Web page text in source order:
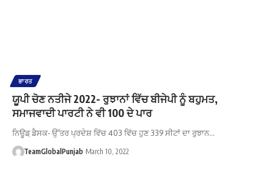
ਭਾਰਤ
ਯੂਪੀ ਚੋਣ ਨਤੀਜੇ 2022- ਰੁਝਾਨਾਂ ਵਿੱਚ ਬੀਜੇਪੀ ਨੂੰ ਬਹੁਮਤ,
ਸਮਾਜਵਾਦੀ ਪਾਰਟੀ ਨੇ ਵੀ 100 ਦੇ ਪਾਰ
ਨਿਊਡ਼ ਡੈਸਕ- ਉੱਤਰ ਪ੍ਰਦੇਸ਼ ਵਿੱਚ 403 ਵਿੱਚ ਹੁਣ 339 ਸੀਟਾਂ ਦਾ ਰੁਝਾਨ…
TeamGlobalPunjab March 10, 2022